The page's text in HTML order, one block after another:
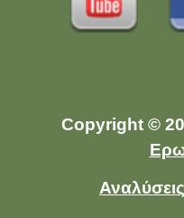
Copyright ©
Αναλύσεις